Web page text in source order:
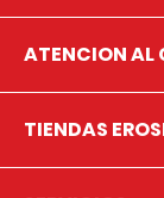
ATENCION AL
TIENDAS